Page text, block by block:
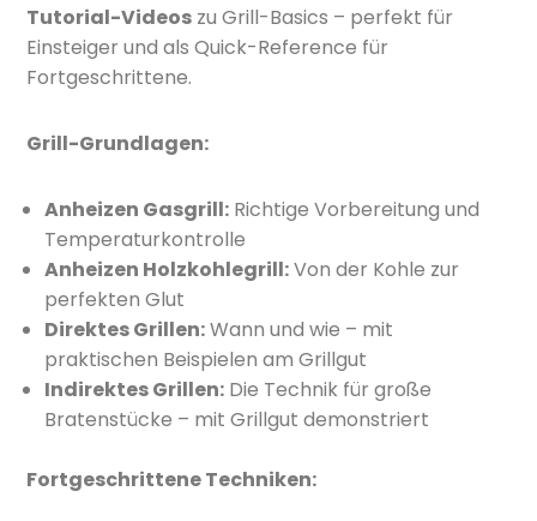
Tutorial-Videos zu Grill-Basics – perfekt für
Einsteiger und als Quick-Reference für
Fortgeschrittene.
Grill-Grundlagen:
Anheizen Gasgrill: Richtige Vorbereitung und
Temperaturkontrolle
Anheizen Holzkohlegrill:Von der Kohle zur
perfekten Glut
Direktes Grillen:Wann und wie – mit
praktischen Beispielen am Grillgut
Indirektes Grillen: Die Technik für große
Bratenstücke – mit Grillgut demonstriert
Fortgeschrittene Techniken: